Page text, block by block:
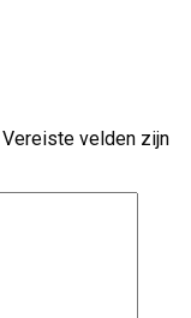
Vereiste velden zijn